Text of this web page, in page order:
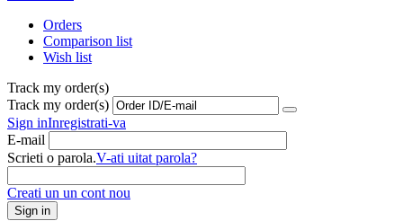
Orders
Comparison list
Wish list
Track my order(s)
Track my order(s)
Sign inInregistrati-va
E-mail
Scrieti o parola.V-ati uitat parola?
Creati un un cont nou
Sign in